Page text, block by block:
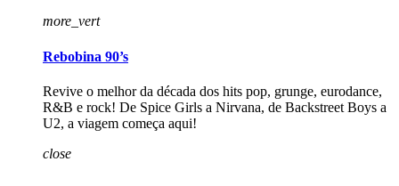
more_vert
Rebobina 90’s
Revive o melhor da década dos hits pop, grunge, eurodance,
R&B e rock! De Spice Girls a Nirvana, de Backstreet Boys a
U2, a viagem começa aqui!
close